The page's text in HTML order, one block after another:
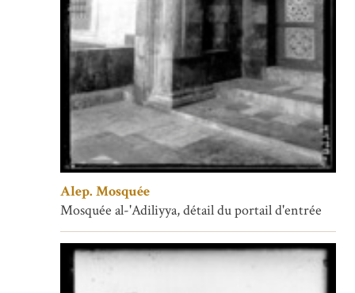
Alep. Mosquée
Mosquée al-'Adiliyya, détail du portail d'entrée